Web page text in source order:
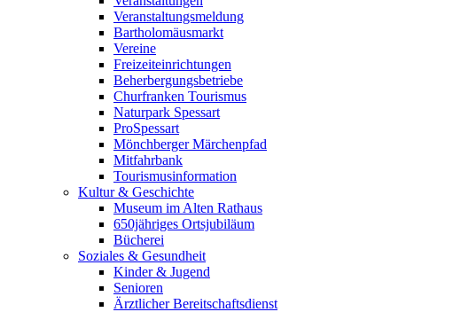
Veranstaltungsmeldung
Bartholomäusmarkt
Vereine
Freizeiteinrichtungen
Beherbergungsbetriebe
Churfranken Tourismus
Naturpark Spessart
ProSpessart
Mönchberger Märchenpfad
Mitfahrbank
Tourismusinformation
Kultur & Geschichte
Museum im Alten Rathaus
650jähriges Ortsjubiläum
Bücherei
Soziales & Gesundheit
Kinder & Jugend
Senioren
Ärztlicher Bereitschaftsdienst